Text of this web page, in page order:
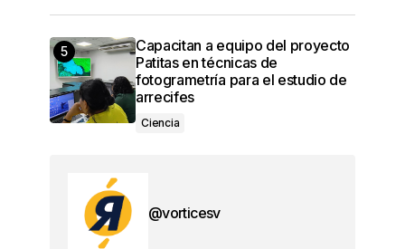
Capacitan a equipo del proyecto
Patitas en técnicas de
fotogrametría para el estudio de
arrecifes
Ciencia
@vorticesv